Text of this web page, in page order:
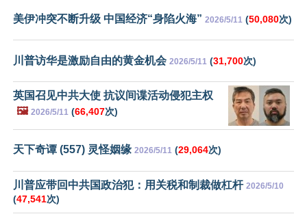
美伊冲突不断升级 中国经济“身陷火海” 2026/5/11 (50,080次)
川普访华是激励自由的黄金机会 2026/5/11 (31,700次)
英国召见中共大使 抗议间谍活动侵犯主权
🖼️ 2026/5/11 (66,407次)
天下奇谭 (557) 灵怪姻缘 2026/5/11 (29,064次)
川普应带回中共国政治犯：用关税和制裁做杠杆 2026/5/10
(47,541次)